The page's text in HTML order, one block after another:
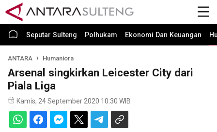
Seputar Sulteng Polhukam Ekonomi Dan Keuangan
ANTARA Humaniora
Arsenal singkirkan Leicester City dari
Piala Liga
Kamis, 24 September 2020 10:30 WIB